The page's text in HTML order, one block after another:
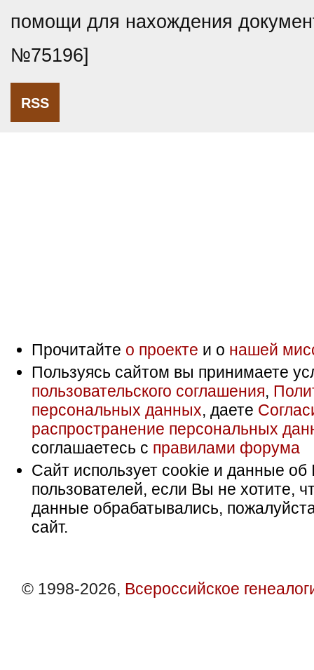
помощи для нахождения
№75196]
RSS
Прочитайте о проекте и о нашей
Пользуясь сайтом вы принимаете
пользовательского соглашения,
персональных данных, даете
распространение персональных
соглашаетесь с правилами форума
Сайт использует cookie и данные об
пользователей, если Вы не хотите,
данные обрабатывались,
сайт.
© 1998-2026, Всероссийское